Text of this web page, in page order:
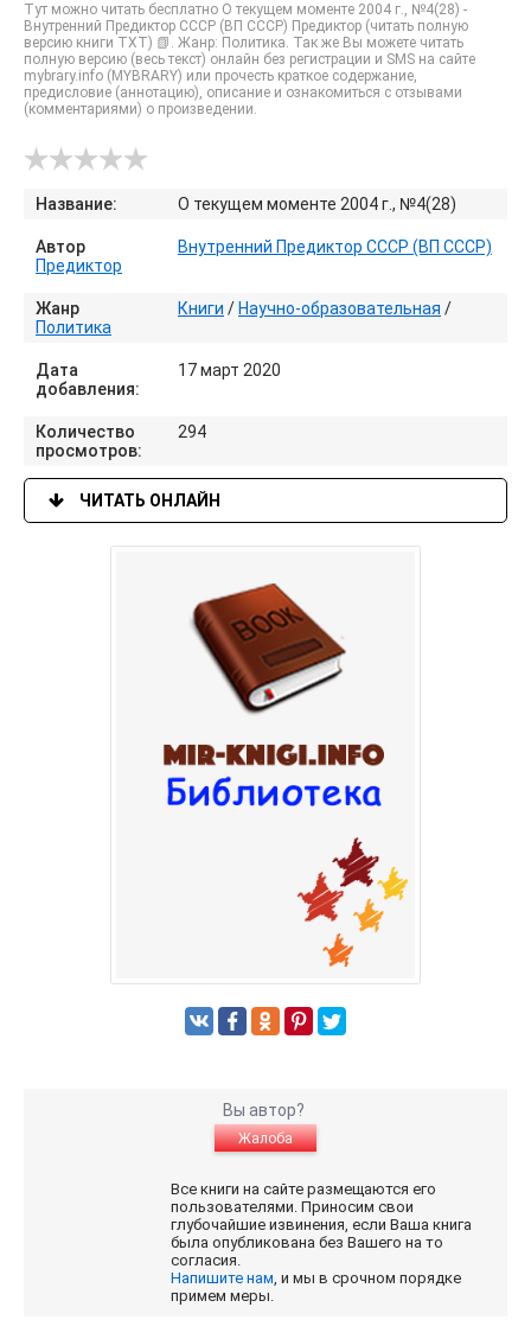
Тут можно читать бесплатно О текущем моменте 2004 г., №4(28) -
Внутренний Предиктор СССР (ВП СССР) Предиктор (читать полную
версию книги TXT) 📗. Жанр: Политика. Так же Вы можете читать
полную версию (весь текст) онлайн без регистрации и SMS на сайте
mybrary.info (MYBRARY) или прочесть краткое содержание,
предисловие (аннотацию), описание и ознакомиться с отзывами
(комментариями) о произведении.
Название: О текущем моменте 2004 г., №4(28)
Автор
Внутренний Предиктор СССР (ВП СССР)
Предиктор
Жанр Книги / Научно-образовательная /
Политика
Дата
добавления:
17 март 2020
Количество
просмотров:
294
ЧИТАТЬ ОНЛАЙН
Вы автор?
Жалоба
Все книги на сайте размещаются его
пользователями. Приносим свои
глубочайшие извинения, если Ваша книга
была опубликована без Вашего на то
согласия.
Напишите нам, и мы в срочном порядке
примем меры.